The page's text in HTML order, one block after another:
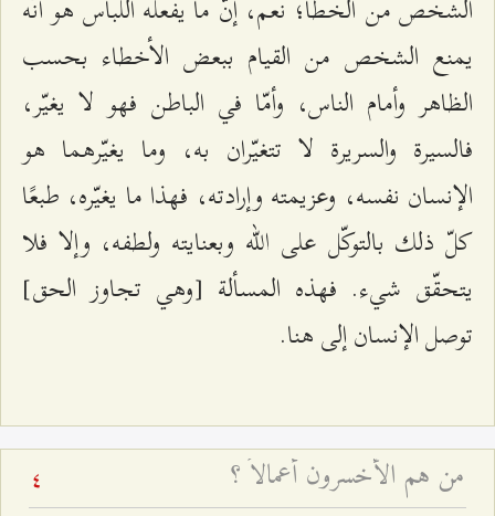
يمنع الشخص من القيام ببعض الأخطاء بحسب
الظاهر وأمام الناس، وأمّا في الباطن فهو لا يغيّر،
فالسيرة والسريرة لا تتغيّران به، وما يغيّرهما هو
الإنسان نفسه، وعزيمته وإرادته، فهذا ما يغيّره، طبعًا
كلّ ذلك بالتوكّل على الله وبعنايته ولطفه، وإلا فلا
يتحقّق شيء. فهذه المسألة [وهي تجاوز الحق]
توصل الإنسان إلى هنا.
من هم الأخسرون أعمالاً ؟ 4